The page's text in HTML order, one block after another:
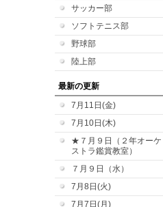
サッカー部
ソフトテニス部
野球部
陸上部
最新の更新
7月11日(金)
7月10日(木)
★７月９日（２年オーケ
ストラ鑑賞教室）
７月９日（水）
7月8日(火)
7月7日(月)